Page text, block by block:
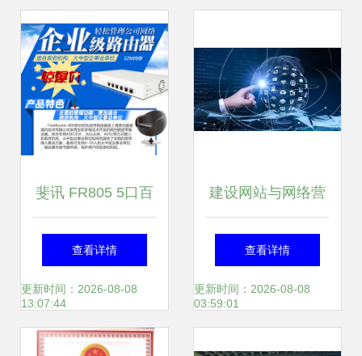
豪赌
斐讯 FR805 5口百
兆企业路由器详解
低功耗多人组网解
决方案
查看详情
更新时间：2026-08-08
13:07:44
建设网站与网络营
销导读 技术更新与
上海网络技术服务
查看详情
更新时间：2026-08-08
03:59:01